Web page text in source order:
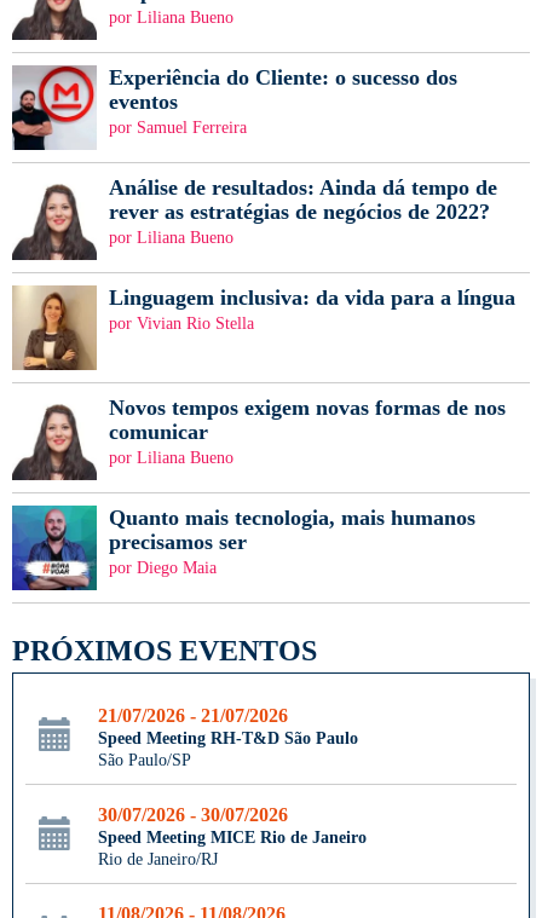
por Liliana Bueno
Experiência do Cliente: o sucesso dos
eventos
por Samuel Ferreira
Análise de resultados: Ainda dá tempo de
rever as estratégias de negócios de 2022?
por Liliana Bueno
Linguagem inclusiva: da vida para a língua
por Vivian Rio Stella
Novos tempos exigem novas formas de nos
comunicar
por Liliana Bueno
Quanto mais tecnologia, mais humanos
precisamos ser
por Diego Maia
PRÓXIMOS EVENTOS
21/07/2026 - 21/07/2026
Speed Meeting RH-T&D São Paulo
São Paulo/SP
30/07/2026 - 30/07/2026
Speed Meeting MICE Rio de Janeiro
Rio de Janeiro/RJ
11/08/2026 - 11/08/2026